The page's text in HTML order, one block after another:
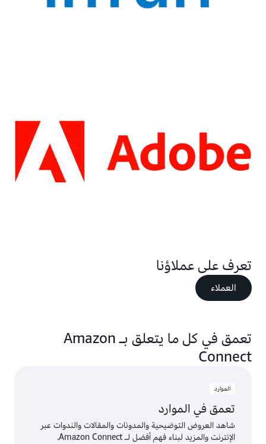
تعرف على عملاؤنا
العملاء
تعمق في كل ما يتعلق بـ Amazon
Connect
الموارد
تعمق في الموارد
شاهد العروض التوضيحية والمدونات والمقالات والندوات عبر
الإنترنت والمزيد لبناء فهم أفضل لـ Amazon Connect.